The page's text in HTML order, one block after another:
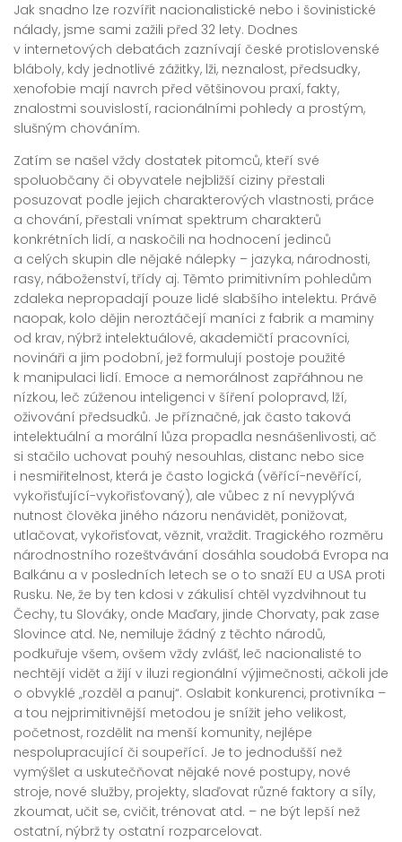
Jak snadno lze rozvířit nacionalistické nebo i šovinistické
nálady, jsme sami zažili před 32 lety. Dodnes
v internetových debatách zaznívají české protislovenské
bláboly, kdy jednotlivé zážitky, lži, neznalost, předsudky,
xenofobie mají navrch před většinovou praxí, fakty,
znalostmi souvislostí, racionálními pohledy a prostým,
slušným chováním.
Zatím se našel vždy dostatek pitomců, kteří své
spoluobčany či obyvatele nejbližší ciziny přestali
posuzovat podle jejich charakterových vlastnosti, práce
a chování, přestali vnímat spektrum charakterů
konkrétních lidí, a naskočili na hodnocení jedinců
a celých skupin dle nějaké nálepky – jazyka, národnosti,
rasy, náboženství, třídy aj. Těmto primitivním pohledům
zdaleka nepropadají pouze lidé slabšího intelektu. Právě
naopak, kolo dějin neroztáčejí maníci z fabrik a maminy
od krav, nýbrž intelektuálové, akademičtí pracovníci,
novináři a jim podobní, jež formulují postoje použité
k manipulaci lidí. Emoce a nemorálnost zapřáhnou ne
nízkou, leč zúženou inteligenci v šíření polopravd, lží,
oživování předsudků. Je příznačné, jak často taková
intelektuální a morální lůza propadla nesnášenlivosti, ač
si stačilo uchovat pouhý nesouhlas, distanc nebo sice
i nesmiřitelnost, která je často logická (věřící-nevěřící,
vykořisťující-vykořisťovaný), ale vůbec z ní nevyplývá
nutnost člověka jiného názoru nenávidět, ponižovat,
utlačovat, vykořisťovat, věznit, vraždit. Tragického rozměru
národnostního rozeštvávání dosáhla soudobá Evropa na
Balkánu a v posledních letech se o to snaží EU a USA proti
Rusku. Ne, že by ten kdosi v zákulisí chtěl vyzdvihnout tu
Čechy, tu Slováky, onde Maďary, jinde Chorvaty, pak zase
Slovince atd. Ne, nemiluje žádný z těchto národů,
podkuřuje všem, ovšem vždy zvlášť, leč nacionalisté to
nechtějí vidět a žijí v iluzi regionální výjimečnosti, ačkoli jde
o obvyklé „rozděl a panuj“. Oslabit konkurenci, protivníka –
a tou nejprimitivnější metodou je snížit jeho velikost,
početnost, rozdělit na menší komunity, nejlépe
nespolupracující či soupeřící. Je to jednodušší než
vymýšlet a uskutečňovat nějaké nové postupy, nové
stroje, nové služby, projekty, slaďovat různé faktory a síly,
zkoumat, učit se, cvičit, trénovat atd. – ne být lepší než
ostatní, nýbrž ty ostatní rozparcelovat.